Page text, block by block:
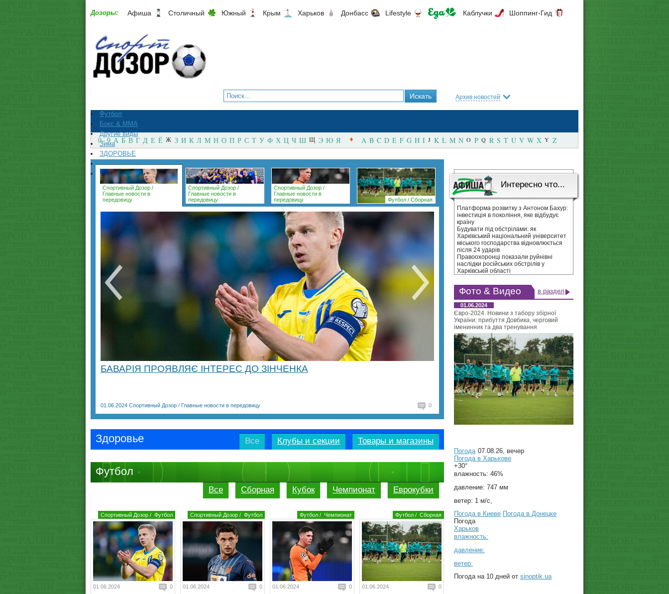
Дозоры: Афиша Столичный Южный Крым Харьков Донбасс Lifestyle Каблучки Шоппинг-Гид
Архив новостей
Футбол
Бокс & ММА
Другие виды
Зима
ЗДОРОВЬЕ
СпортМагазины
Архив
0 - 9 А Б В Г Д Е Ё Ж З И К Л М Н О П Р С Т У Ф Х Ц Ч Ш Щ Э Ю Я A B C D E F G H I J K L M N O P Q R S T U V W X Y Z
Спортивный Дозор /
Главные новости в
передовицу
Спортивный Дозор /
Главные новости в
передовицу
Спортивный Дозор /
Главные новости в
передовицу
Футбол / Сборная
БАВАРІЯ ПРОЯВЛЯЄ ІНТЕРЕС ДО ЗІНЧЕНКА
01.06.2024 Спортивный Дозор / Главные новости в передовицу 0
Здоровье Все Клубы и секции Товары и магазины
Футбол
Все Сборная Кубок Чемпионат Еврокубки
Спортивный Дозор / Футбол
01.06.2024 0
Спортивный Дозор / Футбол
01.06.2024 0
Футбол / Чемпионат
01.06.2024 0
Футбол / Сборная
01.06.2024 0
Интересно что...
Платформа розвитку з Антоном Бахур:
інвестиція в покоління, яке відбудує
країну
Будувати під обстрілами: як
Харківський національний університет
міського господарства відновлюється
після 24 ударів
Правоохоронці показали руйнівні
наслідки російських обстрілів у
Харківській області
Фото & Видео в раздел
01.06.2024
Євро-2024. Новини з табору збірної
України: прибуття Довбика, черговий
іменинник та два тренування
Погода 07.08.26, вечер
Погода в Харькове
+30°
влажность: 46%
давление: 747 мм
ветер: 1 м/с,
Погода в Киеве Погода в Донецке
Погода
Харьков
влажность:
давление:
ветер:
Погода на 10 дней от sinoptik.ua